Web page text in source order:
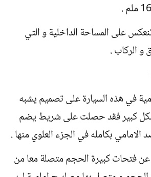
على المساحة الداخلية و التي
الركاب .
في هذه السيارة على تصميم يشبه
كبير فقد حصلت على شريط يضم
بكامله في الجزء العلوي منها .
عن فتحات كبيرة الحجم متصلة معا من